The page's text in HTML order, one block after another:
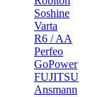
Soshine
Varta
R6 / AA
Perfeo
GoPower
FUJITSU
Ansmann